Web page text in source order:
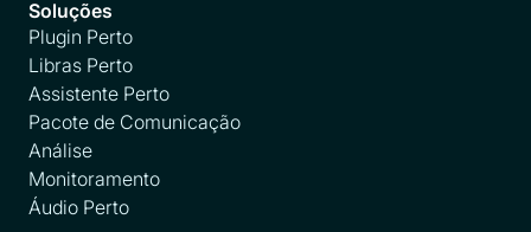
Soluções
Plugin Perto
Libras Perto
Assistente Perto
Pacote de Comunicação
Análise
Monitoramento
Áudio Perto